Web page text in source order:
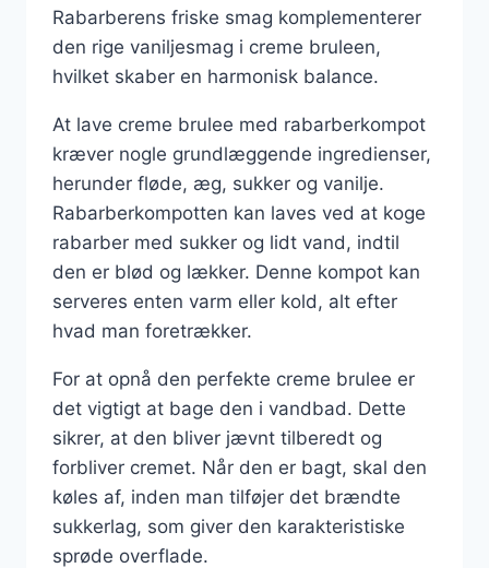
Rabarberens friske smag komplementerer
den rige vaniljesmag i creme bruleen,
hvilket skaber en harmonisk balance.
At lave creme brulee med rabarberkompot
kræver nogle grundlæggende ingredienser,
herunder fløde, æg, sukker og vanilje.
Rabarberkompotten kan laves ved at koge
rabarber med sukker og lidt vand, indtil
den er blød og lækker. Denne kompot kan
serveres enten varm eller kold, alt efter
hvad man foretrækker.
For at opnå den perfekte creme brulee er
det vigtigt at bage den i vandbad. Dette
sikrer, at den bliver jævnt tilberedt og
forbliver cremet. Når den er bagt, skal den
køles af, inden man tilføjer det brændte
sukkerlag, som giver den karakteristiske
sprøde overflade.